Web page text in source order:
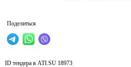
Поделиться
ID тендера в ATI.SU 18973